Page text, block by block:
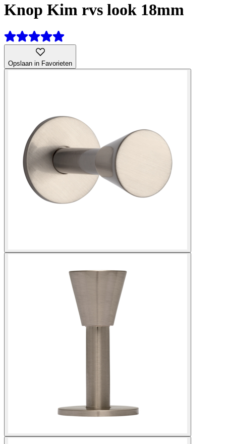
Knop Kim rvs look 18mm
Opslaan in Favorieten